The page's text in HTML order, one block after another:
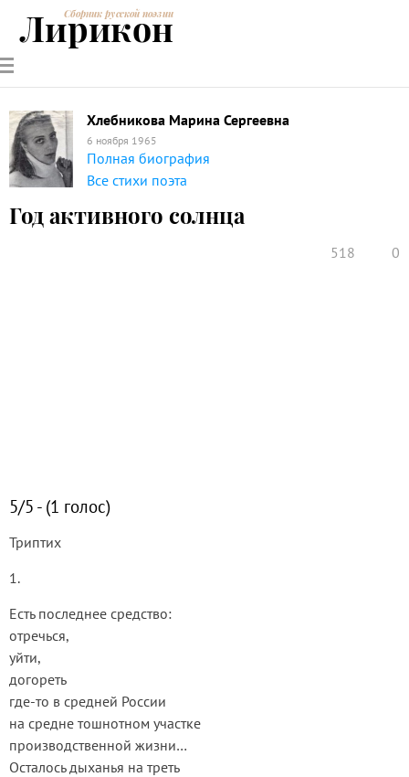
РУССКИЕ
ПОЭТЫ
СОВРЕМЕННИКИЭНЦИКЛОПЕДИЯ
ПОЭЗИИ
Сборник русской поэзии
Лирикон
Хлебникова Марина Сергеевна
6 ноября 1965
Полная биография
Все стихи поэта
Год активного солнца
518 0
5/5 - (1 голос)
Триптих
1.
Есть последнее средство:
отречься,
уйти,
догореть
где-то в средней России
на средне тошнотном участке
производственной жизни…
Осталось дыханья на треть